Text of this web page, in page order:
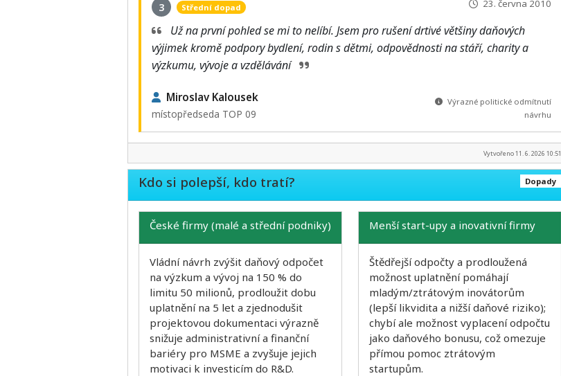
3 Střední dopad 23. června 2010
Už na první pohled se mi to nelíbí. Jsem pro rušení drtivé většiny daňových
výjimek kromě podpory bydlení, rodin s dětmi, odpovědnosti na stáří, charity a
výzkumu, vývoje a vzdělávání
Miroslav Kalousek
místopředseda TOP 09
Výrazné politické odmítnutí
návrhu
Vytvořeno 11. 6. 2026 10:51
Dopady
Kdo si polepší, kdo tratí?
České firmy (malé a střední podniky)
Vládní návrh zvýšit daňový odpočet
na výzkum a vývoj na 150 % do
limitu 50 milionů, prodloužit dobu
uplatnění na 5 let a zjednodušit
projektovou dokumentaci výrazně
snižuje administrativní a finanční
bariéry pro MSME a zvyšuje jejich
motivaci k investicím do R&D.
Menší start-upy a inovativní firmy
Štědřejší odpočty a prodloužená
možnost uplatnění pomáhají
mladým/ztrátovým inovátorům
(lepší likvidita a nižší daňové riziko);
chybí ale možnost vyplacení odpočtu
jako daňového bonusu, což omezuje
přímou pomoc ztrátovým
startupům.